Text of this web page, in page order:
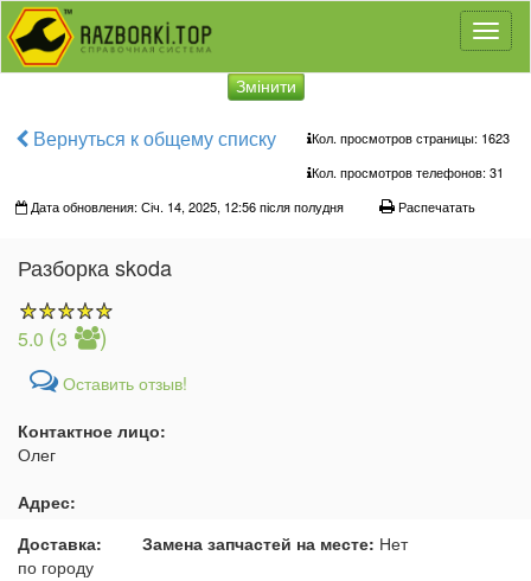
Змінити
Вернуться к общему списку
Кол. просмотров страницы: 1623
Кол. просмотров телефонов: 31
Дата обновления: Січ. 14, 2025, 12:56 після полудня
Распечатать
Разборка skoda
5.0 (3 )
Оставить отзыв!
Контактное лицо:
Олег
Адрес:
Доставка:
по городу
Замена запчастей на месте: Нет